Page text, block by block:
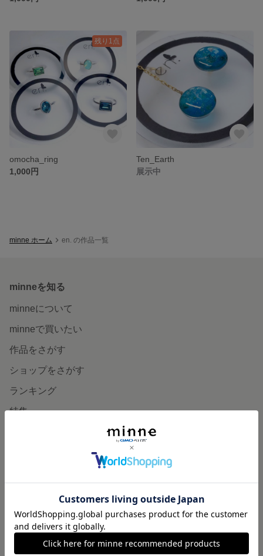
残り1点
omocha_ring
1,000円
Ten_Earth
展示中
minne ホーム en. の作品一覧
minneを知る
minneについて
minneで買いたい
作品をさがす
ショップをさがす
ランキング
特集
食品販売
ヴィンテージ販売
ダウンロード販売
minne PLUS